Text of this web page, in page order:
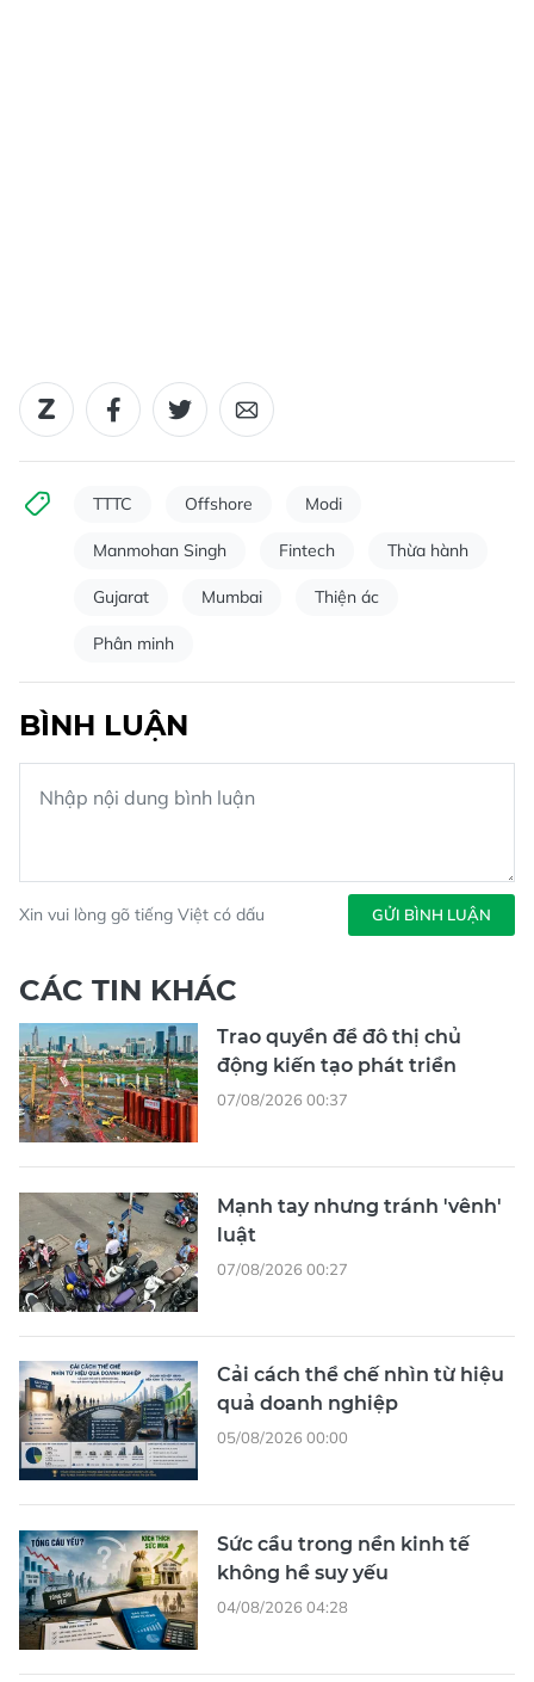
TTTC Offshore Modi
Manmohan Singh Fintech Thừa hành
Gujarat Mumbai Thiện ác
Phân minh
BÌNH LUẬN
Xin vui lòng gõ tiếng Việt có dấu GỬI BÌNH LUẬN
CÁC TIN KHÁC
Trao quyền để đô thị chủ
động kiến tạo phát triển
07/08/2026 00:37
Mạnh tay nhưng tránh 'vênh'
luật
07/08/2026 00:27
Cải cách thể chế nhìn từ hiệu
quả doanh nghiệp
05/08/2026 00:00
Sức cầu trong nền kinh tế
không hề suy yếu
04/08/2026 04:28